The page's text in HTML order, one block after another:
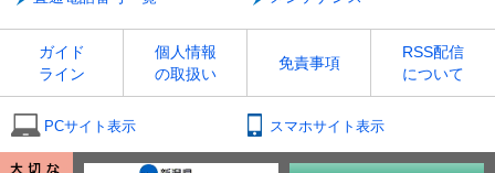
ガイド
ライン
個人情報
の取扱い
免責事項
RSS配信
について
PCサイト表示 スマホサイト表示